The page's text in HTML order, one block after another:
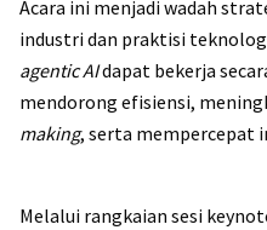
Acara ini menjadi wadah
industri dan praktisi
agentic AIdapat bekerja
mendorong efisiensi,
making, serta mempercepat
Melalui rangkaian sesi